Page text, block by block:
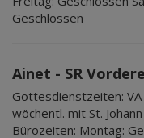
Geschlossen
Ainet - SR
Gottesdienstzeiten:
wöchentl. mit St.
Bürozeiten: Montag: